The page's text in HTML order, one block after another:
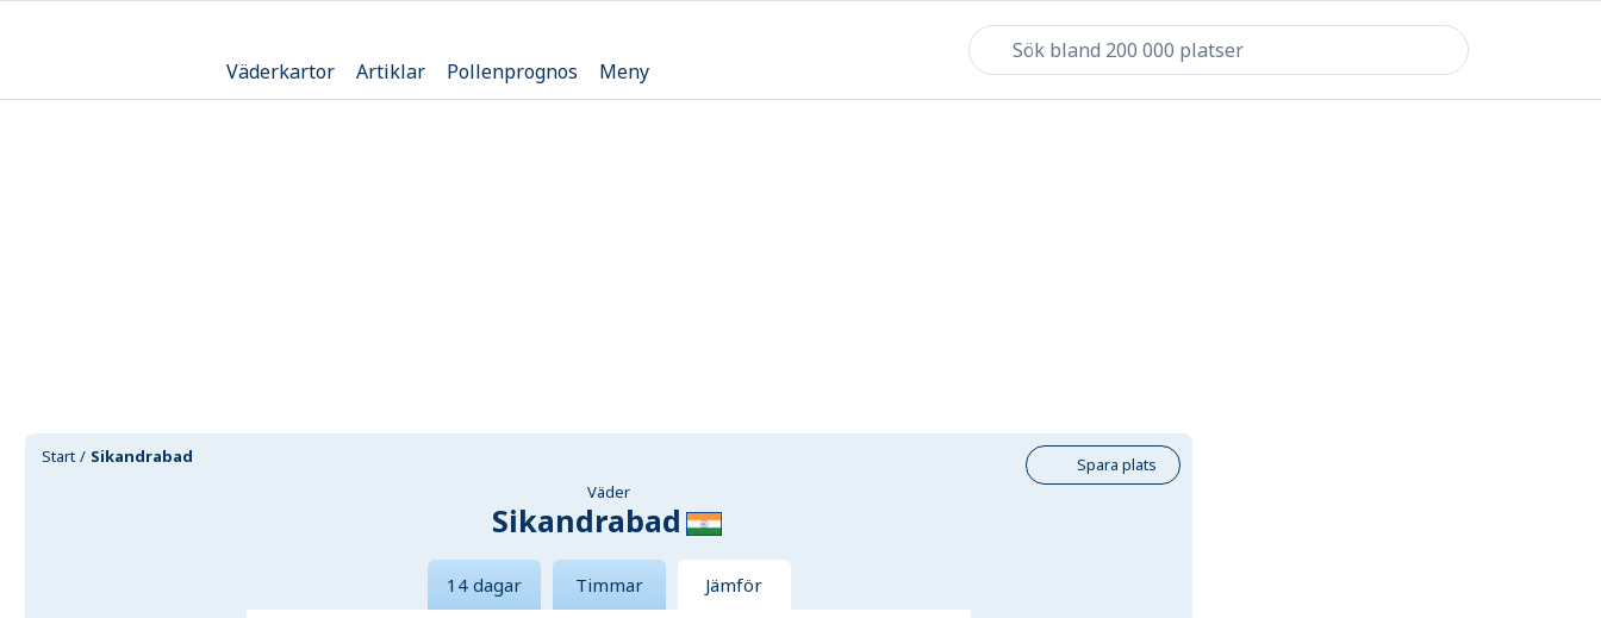
Väderkartor Artiklar Pollenprognos Meny
Start Sikandrabad
Spara plats
Väder
Sikandrabad
14 dagar Timmar Jämför